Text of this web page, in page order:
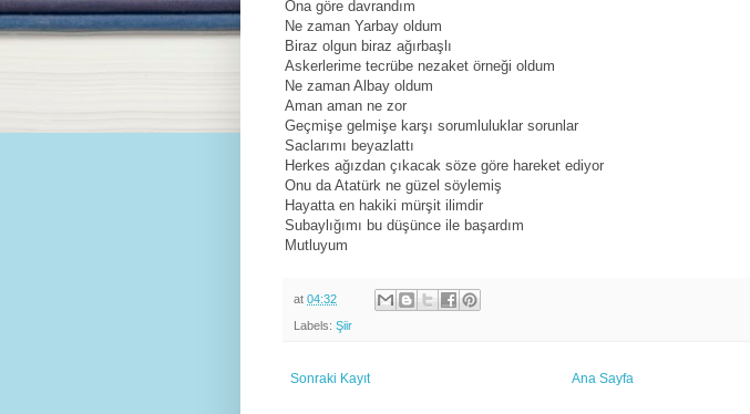
Ona göre davrandım
Ne zaman Yarbay oldum
Biraz olgun biraz ağırbaşlı
Askerlerime tecrübe nezaket örneği oldum
Ne zaman Albay oldum
Aman aman ne zor
Geçmişe gelmişe karşı sorumluluklar sorunlar
Saclarımı beyazlattı
Herkes ağızdan çıkacak söze göre hareket ediyor
Onu da Atatürk ne güzel söylemiş
Hayatta en hakiki mürşit ilimdir
Subaylığımı bu düşünce ile başardım
Mutluyum
at 04:32
Labels: Şiir
Sonraki Kayıt Ana Sayfa